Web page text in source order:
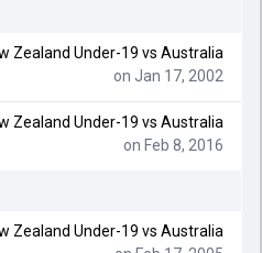
Zealand Under-19 vs Australia
on Jan 17, 2002
Zealand Under-19 vs Australia
on Feb 8, 2016
Zealand Under-19 vs Australia